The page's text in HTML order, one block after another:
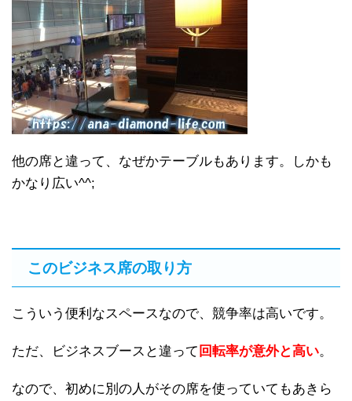
他の席と違って、なぜかテーブルもあります。しかも
かなり広い^^;
このビジネス席の取り方
こういう便利なスペースなので、競争率は高いです。
ただ、ビジネスブースと違って 回転率が意外と高い。
なので、初めに別の人がその席を使っていてもあきら